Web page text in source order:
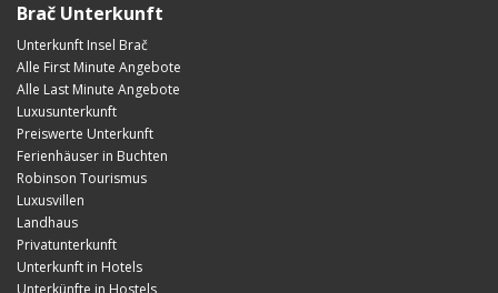
Brač Unterkunft
Unterkunft Insel Brač
Alle First Minute Angebote
Alle Last Minute Angebote
Luxusunterkunft
Preiswerte Unterkunft
Ferienhäuser in Buchten
Robinson Tourismus
Luxusvillen
Landhaus
Privatunterkunft
Unterkunft in Hotels
Unterkünfte in Hostels